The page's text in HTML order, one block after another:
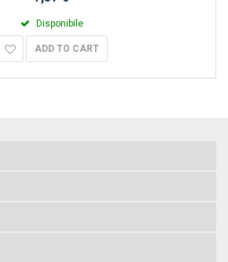
Disponibile
ADD TO CART